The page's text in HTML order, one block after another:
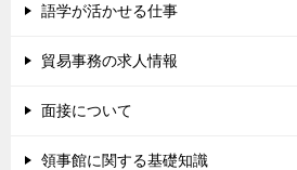
語学が活かせる仕事
貿易事務の求人情報
面接について
領事館に関する基礎知識